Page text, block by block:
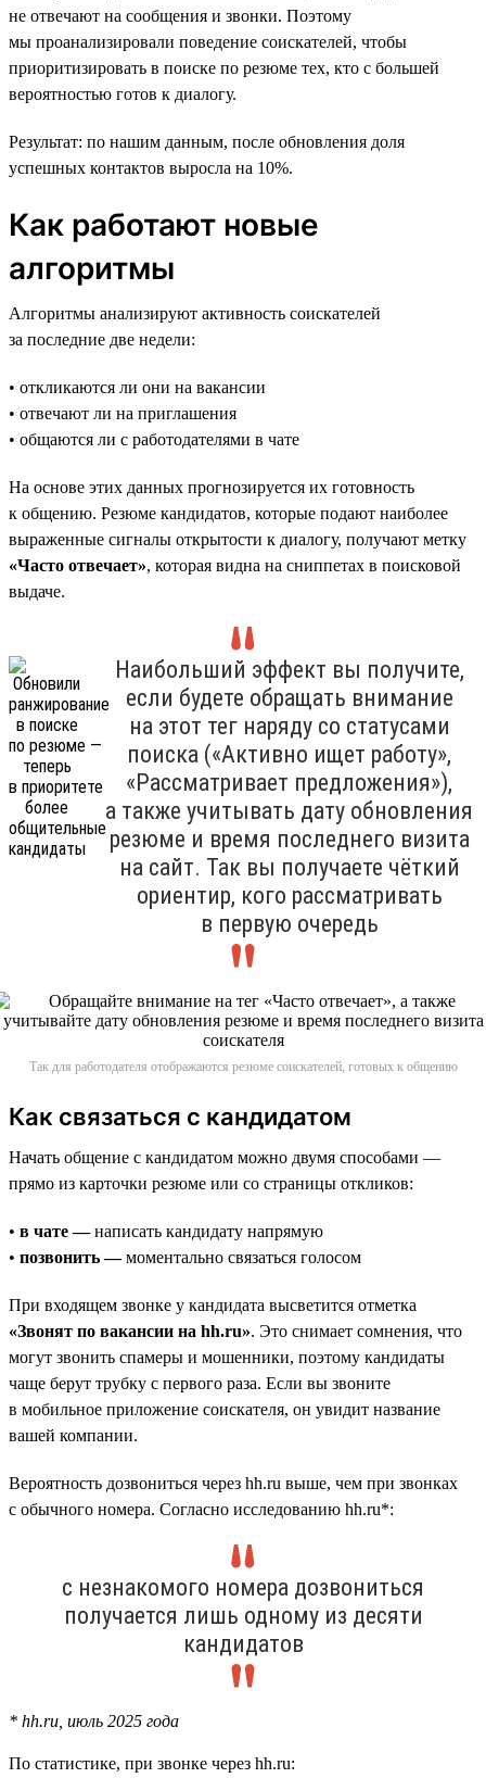
не отвечают на сообщения и звонки. Поэтому
мы проанализировали поведение соискателей, чтобы
приоритизировать в поиске по резюме тех, кто с большей
вероятностью готов к диалогу.
Результат: по нашим данным, после обновления доля
успешных контактов выросла на 10%.
Как работают новые
алгоритмы
Алгоритмы анализируют активность соискателей
за последние две недели:
• откликаются ли они на вакансии
• отвечают ли на приглашения
• общаются ли с работодателями в чате
На основе этих данных прогнозируется их готовность
к общению. Резюме кандидатов, которые подают наиболее
выраженные сигналы открытости к диалогу, получают метку
«Часто отвечает», которая видна на сниппетах в поисковой
выдаче.
Наибольший эффект вы получите,
если будете обращать внимание
на этот тег наряду со статусами
поиска («Активно ищет работу»,
«Рассматривает предложения»),
а также учитывать дату обновления
резюме и время последнего визита
на сайт. Так вы получаете чёткий
ориентир, кого рассматривать
в первую очередь
Так для работодателя отображаются резюме соискателей, готовых к общению
Как связаться с кандидатом
Начать общение с кандидатом можно двумя способами —
прямо из карточки резюме или со страницы откликов:
• в чате —написать кандидату напрямую
• позвонить —моментально связаться голосом
При входящем звонке у кандидата высветится отметка
«Звонят по вакансии на hh.ru». Это снимает сомнения, что
могут звонить спамеры и мошенники, поэтому кандидаты
чаще берут трубку с первого раза. Если вы звоните
в мобильное приложение соискателя, он увидит название
вашей компании.
Вероятность дозвониться через hh.ru выше, чем при звонках
с обычного номера. Согласно исследованию hh.ru*:
с незнакомого номера дозвониться
получается лишь одному из десяти
кандидатов
* hh.ru, июль 2025 года
По статистике, при звонке через hh.ru: